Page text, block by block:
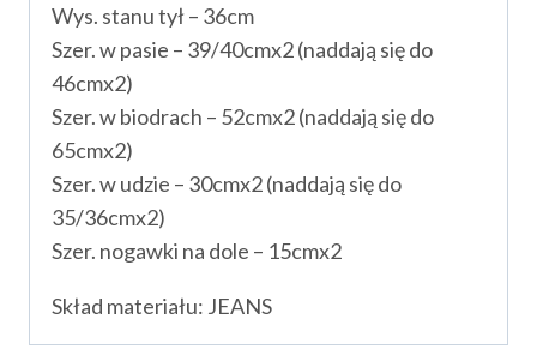
Wys. stanu tył – 36cm
Szer. w pasie – 39/40cmx2 (naddają się do
46cmx2)
Szer. w biodrach – 52cmx2 (naddają się do
65cmx2)
Szer. w udzie – 30cmx2 (naddają się do
35/36cmx2)
Szer. nogawki na dole – 15cmx2
Skład materiału: JEANS